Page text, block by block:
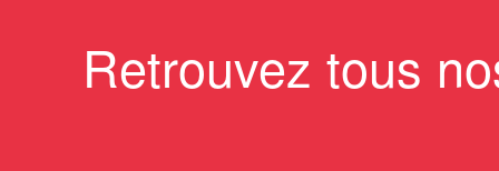
Retrouvez tous